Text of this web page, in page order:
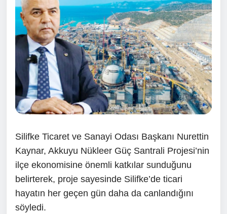
Silifke Ticaret ve Sanayi Odası Başkanı Nurettin
Kaynar, Akkuyu Nükleer Güç Santrali Projesi’nin
ilçe ekonomisine önemli katkılar sunduğunu
belirterek, proje sayesinde Silifke’de ticari
hayatın her geçen gün daha da canlandığını
söyledi.